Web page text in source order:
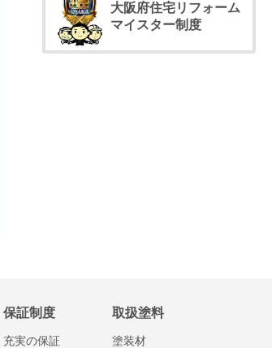
大阪府住宅リフォーム
マイスター制度
保証制度
充実の保証
取扱塗料
塗装材